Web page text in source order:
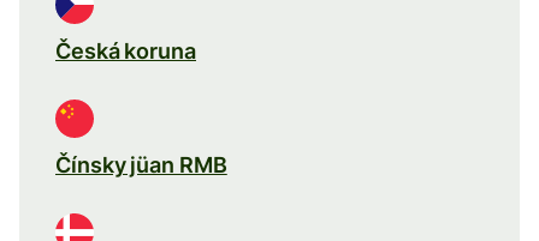
Česká koruna
Čínsky jüan RMB